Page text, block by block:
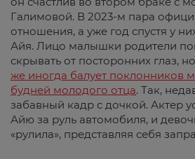
Галимовой. В 2023-м пара
отношения, а уже год спустя у
Айя. Лицо малышки родители
скрывать от посторонних глаз, но
же иногда балует поклонников
будней молодого отца. Так,
забавный кадр с дочкой. Актер
Айю за руль автомобиля, и
«рулила», представляя себя